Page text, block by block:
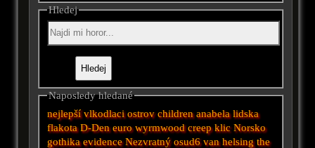
Hledej
Naposledy hledané
nejlepší vlkodlaci ostrov children anabela lidska
flakota D-Den euro wyrmwood creep klic Norsko
gothika evidence Nezvratný osud6 van helsing the